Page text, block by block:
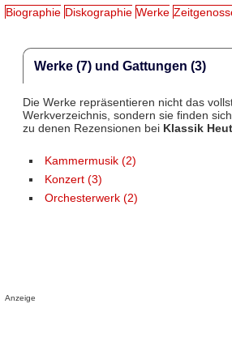
Biographie Diskographie Werke
Werke (7) und Gattungen (3)
Die Werke repräsentieren nicht das
Werkverzeichnis, sondern sie finden
zu denen Rezensionen bei Klassik
Kammermusik (2)
Konzert (3)
Orchesterwerk (2)
Anzeige